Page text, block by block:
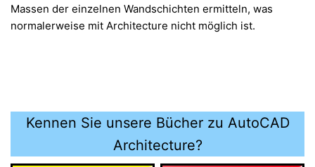
Massen der einzelnen Wandschichten ermitteln, was
normalerweise mit Architecture nicht möglich ist.
Kennen Sie unsere Bücher zu AutoCAD
Architecture?